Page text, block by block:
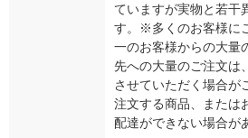
ていますが実物と若干
す。※多くのお客様に
一のお客様からの大量
先への大量のご注文は
させていただく場合
注文する商品、または
配達ができない場合が